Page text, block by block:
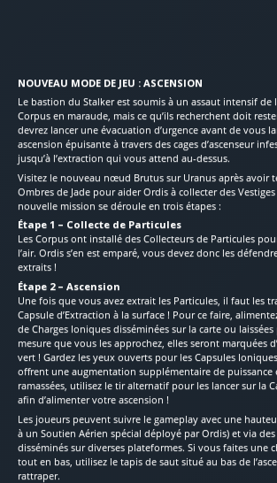
NOUVEAU MODE DE JEU : ASCENSION
Le bastion du Stalker est soumis à un assaut intensif de
Corpus en maraude, mais ce qu’ils recherchent doit
devrez lancer une évacuation d’urgence avant de vous
ascension épuisante à travers des cages d’ascenseur
jusqu’à l’extraction qui vous attend au-dessus.
Visitez le nouveau nœud Brutus sur Uranus après avoir
Ombres de Jade pour aider Ordis à collecter des
nouvelle mission se déroule en trois étapes :
Étape 1 – Collecte de Particules
Les Corpus ont installé des Collecteurs de Particules
l’air. Ordis s’en est emparé, vous devez donc les
extraits !
Étape 2 – Ascension
Une fois que vous avez extrait les Particules, il faut les
Capsule d’Extraction à la surface ! Pour ce faire,
de Charges Ioniques disséminées sur la carte ou
mesure que vous les approchez, elles seront marquées
vert ! Gardez les yeux ouverts pour les Capsules
offrent une augmentation supplémentaire de puissance
ramassées, utilisez le tir alternatif pour les lancer sur la
afin d’alimenter votre ascension !
Les joueurs peuvent suivre le gameplay avec une
à un Soutien Aérien spécial déployé par Ordis) et via
disséminés sur diverses plateformes. Si vous faites une
tout en bas, utilisez le tapis de saut situé au bas de
rattraper.